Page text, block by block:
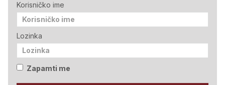
Korisničko ime
Lozinka
Zapamti me